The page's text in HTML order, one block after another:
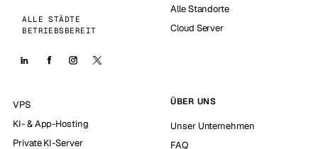
ALLE STÄDTE
BETRIEBSBEREIT
Alle Standorte
Cloud Server
VPS
KI- & App-Hosting
Private KI-Server
ÜBER UNS
Unser Unternehmen
FAQ